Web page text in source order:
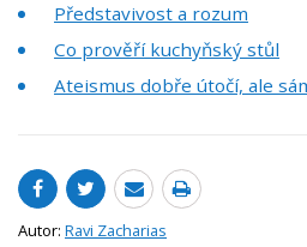
Představivost a rozum
Co prověří kuchyňský stůl
Ateismus dobře útočí, ale
Autor: Ravi Zacharias